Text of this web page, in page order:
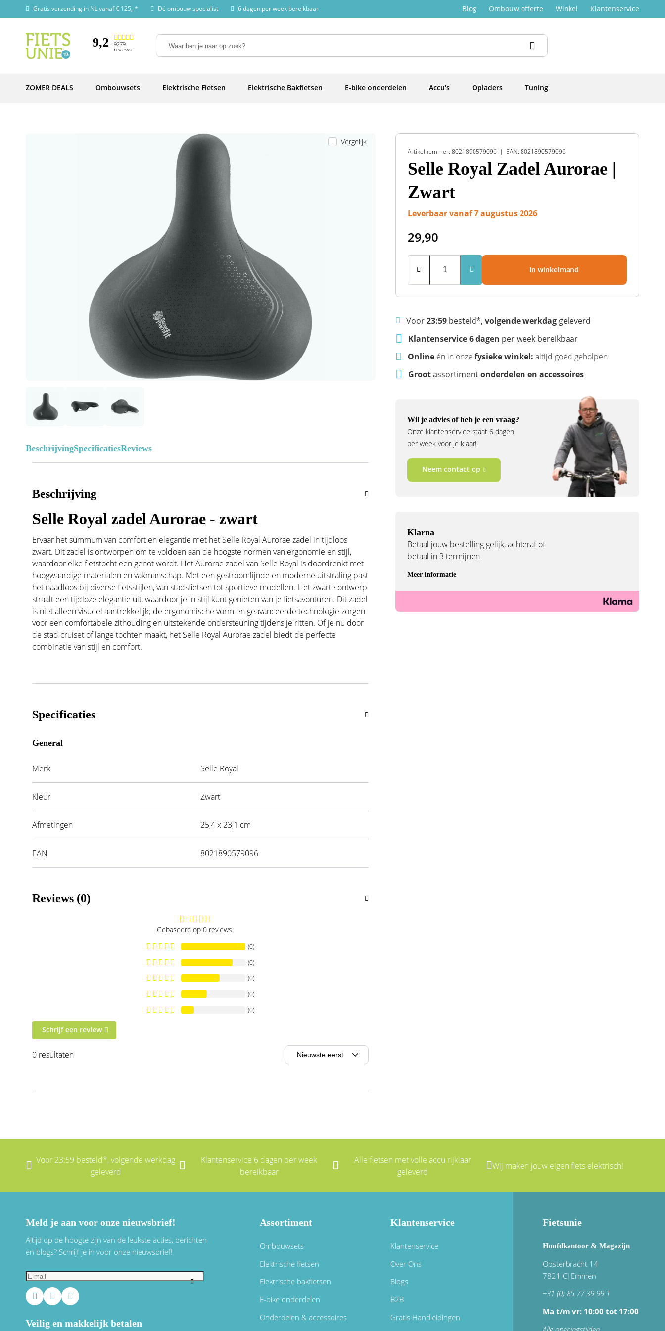
Gratis verzending in NL vanaf € 125,-* Dé ombouw specialist 6 dagen per week bereikbaar Blog Ombouw offerte Winkel Klantenservice
9,2 9279
reviews
ZOMER DEALS Ombouwsets Elektrische Fietsen Elektrische Bakfietsen E-bike onderdelen Accu's Opladers Tuning
Vergelijk
BeschrijvingSpecificatiesReviews
Beschrijving
Selle Royal zadel Aurorae - zwart
Ervaar het summum van comfort en elegantie met het Selle Royal Aurorae zadel in tijdloos
zwart. Dit zadel is ontworpen om te voldoen aan de hoogste normen van ergonomie en stijl,
waardoor elke fietstocht een genot wordt. Het Aurorae zadel van Selle Royal is doordrenkt met
hoogwaardige materialen en vakmanschap. Met een gestroomlijnde en moderne uitstraling past
het naadloos bij diverse fietsstijlen, van stadsfietsen tot sportieve modellen. Het zwarte ontwerp
straalt een tijdloze elegantie uit, waardoor je in stijl kunt genieten van je fietsavonturen. Dit zadel
is niet alleen visueel aantrekkelijk; de ergonomische vorm en geavanceerde technologie zorgen
voor een comfortabele zithouding en uitstekende ondersteuning tijdens je ritten. Of je nu door
de stad cruiset of lange tochten maakt, het Selle Royal Aurorae zadel biedt de perfecte
combinatie van stijl en comfort.
Specificaties
General
Merk Selle Royal
Kleur Zwart
Afmetingen 25,4 x 23,1 cm
EAN 8021890579096
Reviews (0)
Gebaseerd op 0 reviews
(0)
(0)
(0)
(0)
(0)
Schrijf een review
0 resultaten
Artikelnummer: 8021890579096 EAN: 8021890579096
Selle Royal Zadel Aurorae |
Zwart
Leverbaar vanaf 7 augustus 2026
29,90
In winkelmand
Voor23:59besteld*, volgende werkdaggeleverd
Klantenservice 6 dagen per week bereikbaar
Online én in onze fysieke winkel: altijd goed geholpen
Grootassortimentonderdelen en accessoires
Wil je advies of heb je een vraag?
Onze klantenservice staat 6 dagen
per week voor je klaar!
Neem contact op
Klarna
Betaal jouw bestelling gelijk, achteraf of
betaal in 3 termijnen
Meer informatie
Voor 23:59 besteld*, volgende werkdag
geleverd
Klantenservice 6 dagen per week
bereikbaar
Alle fietsen met volle accu rijklaar
geleverd
Wij maken jouw eigen fiets elektrisch!
Meld je aan voor onze nieuwsbrief!
Altijd op de hoogte zijn van de leukste acties, berichten
en blogs? Schrijf je in voor onze nieuwsbrief!
Veilig en makkelijk betalen
Assortiment
Ombouwsets
Elektrische fietsen
Elektrische bakfietsen
E-bike onderdelen
Onderdelen & accessoires
Klantenservice
Klantenservice
Over Ons
Blogs
B2B
Gratis Handleidingen
Fietsunie
Hoofdkantoor & Magazijn
Oosterbracht 14
7821 CJ Emmen
+31 (0) 85 77 39 99 1
Ma t/m vr: 10:00 tot 17:00
Alle openingstijden